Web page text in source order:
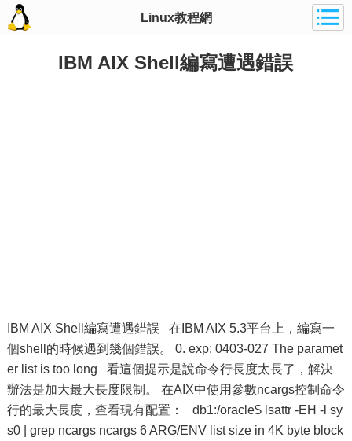
Linux教程網
IBM AIX Shell編寫遭遇錯誤
IBM AIX Shell編寫遭遇錯誤 在IBM AIX 5.3平台上，編寫一
個shell的時候遇到幾個錯誤。 0. exp: 0403-027 The paramet
er list is too long 看這個提示是說命令行長度太長了，解決
辦法是加大最大長度限制。 在AIX中使用參數ncargs控制命令
行的最大長度，查看現有配置： db1:/oracle$ lsattr -EH -l sy
s0 | grep ncargs ncargs 6 ARG/ENV list size in 4K byte block